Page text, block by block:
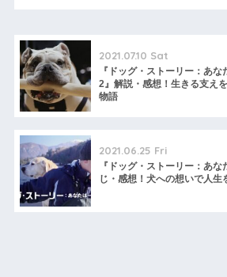
2021.07.10 Sat
『ドッグ・ストーリー：あ
2』解説・感想！生きる支え
物語
2021.06.25 Fri
『ドッグ・ストーリー：あ
じ・感想！犬への想いで人生